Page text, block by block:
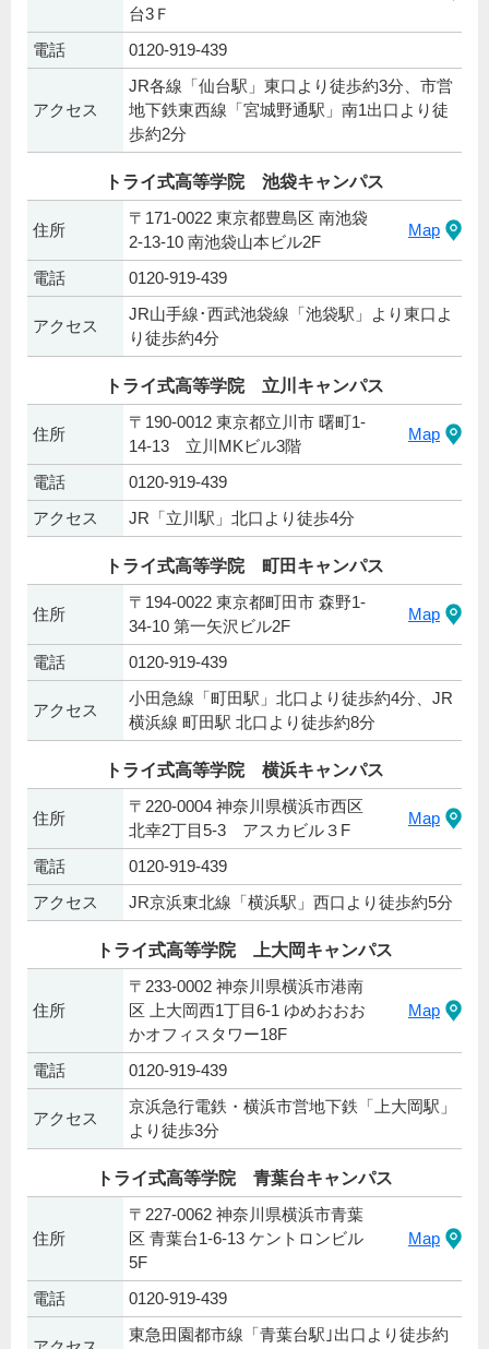
台3Ｆ
電話 0120-919-439
アクセス
JR各線「仙台駅」東口より徒歩約3分、市営
地下鉄東西線「宮城野通駅」南1出口より徒
歩約2分
トライ式高等学院 池袋キャンパス
住所
〒171-0022 東京都豊島区 南池袋
2-13-10 南池袋山本ビル2F
Map
電話 0120-919-439
アクセス
JR山手線･西武池袋線「池袋駅」より東口よ
り徒歩約4分
トライ式高等学院 立川キャンパス
住所
〒190-0012 東京都立川市 曙町1-
14-13 立川MKビル3階
Map
電話
0120-919-439
アクセス
JR「立川駅」北口より徒歩4分
トライ式高等学院 町田キャンパス
住所
〒194-0022 東京都町田市 森野1-
34-10 第一矢沢ビル2F
Map
電話 0120-919-439
アクセス
小田急線「町田駅」北口より徒歩約4分、JR
横浜線 町田駅 北口より徒歩約8分
トライ式高等学院 横浜キャンパス
住所
〒220-0004 神奈川県横浜市西区
北幸2丁目5-3 アスカビル３F
Map
電話
0120-919-439
アクセス
JR京浜東北線「横浜駅」西口より徒歩約5分
トライ式高等学院 上大岡キャンパス
住所
〒233-0002 神奈川県横浜市港南
区 上大岡西1丁目6-1 ゆめおおお
かオフィスタワー18F
Map
電話 0120-919-439
アクセス
京浜急行電鉄・横浜市営地下鉄「上大岡駅」
より徒歩3分
トライ式高等学院 青葉台キャンパス
住所
〒227-0062 神奈川県横浜市青葉
区 青葉台1-6-13 ケントロンビル
5F
Map
電話 0120-919-439
東急田園都市線「青葉台駅｣出口より徒歩約